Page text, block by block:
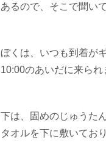
あるので、そこで聞い
ぼくは、いつも到着が
10:00のあいだに来られ
下は、固めのじゅうた
タオルを下に敷いてお